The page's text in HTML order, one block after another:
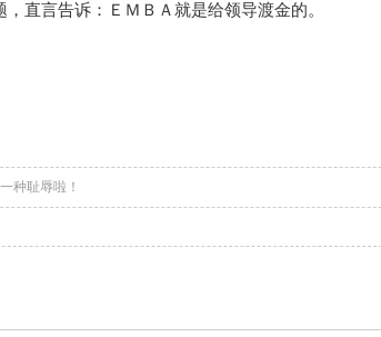
直言告诉：ＥＭＢＡ就是给领导渡金的。
种耻辱啦！